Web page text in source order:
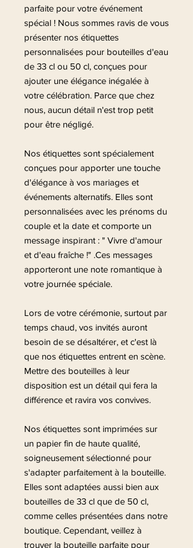
parfaite pour votre événement
spécial ! Nous sommes ravis de vous
présenter nos étiquettes
personnalisées pour bouteilles d'eau
de 33 cl ou 50 cl, conçues pour
ajouter une élégance inégalée à
votre célébration. Parce que chez
nous, aucun détail n'est trop petit
pour être négligé.
Nos étiquettes sont spécialement
conçues pour apporter une touche
d'élégance à vos mariages et
événements alternatifs. Elles sont
personnalisées avec les prénoms du
couple et la date et comporte un
message inspirant : " Vivre d'amour
et d'eau fraîche !" .Ces messages
apporteront une note romantique à
votre journée spéciale.
Lors de votre cérémonie, surtout par
temps chaud, vos invités auront
besoin de se désaltérer, et c'est là
que nos étiquettes entrent en scène.
Mettre des bouteilles à leur
disposition est un détail qui fera la
différence et ravira vos convives.
Nos étiquettes sont imprimées sur
un papier fin de haute qualité,
soigneusement sélectionné pour
s'adapter parfaitement à la bouteille.
Elles sont adaptées aussi bien aux
bouteilles de 33 cl que de 50 cl,
comme celles présentées dans notre
boutique. Cependant, veillez à
trouver la bouteille parfaite pour